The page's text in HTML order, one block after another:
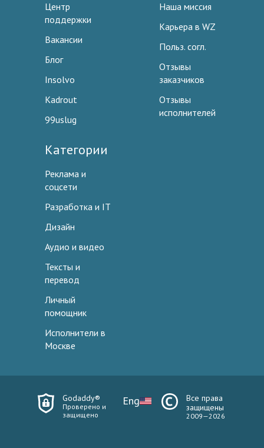
Центр
поддержки
Вакансии
Блог
Insolvo
Kadrout
99uslug
Наша миссия
Карьера в WZ
Польз. согл.
Отзывы
заказчиков
Отзывы
исполнителей
Категории
Реклама и
соцсети
Разработка и IT
Дизайн
Аудио и видео
Тексты и
перевод
Личный
помощник
Исполнители в
Москве
Godaddy®
Проверено и
защищено
Eng
Все права
защищены
2009—2026